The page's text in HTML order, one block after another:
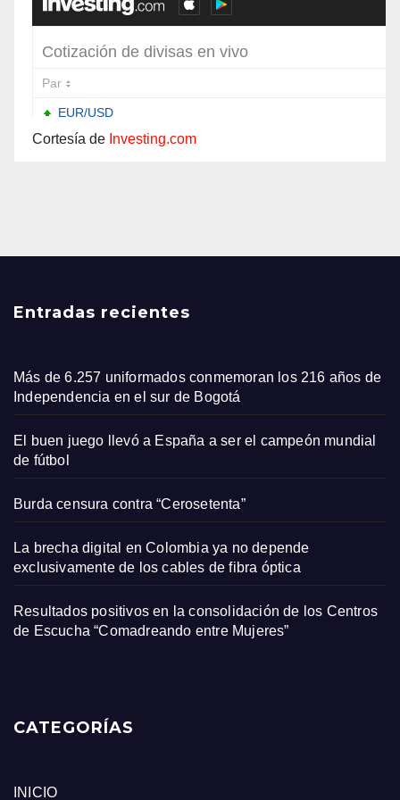
Cortesía de Investing.com
Entradas recientes
Más de 6.257 uniformados conmemoran los 216 años de
Independencia en el sur de Bogotá
El buen juego llevó a España a ser el campeón mundial
de fútbol
Burda censura contra “Cerosetenta”
La brecha digital en Colombia ya no depende
exclusivamente de los cables de fibra óptica
Resultados positivos en la consolidación de los Centros
de Escucha “Comadreando entre Mujeres”
CATEGORÍAS
INICIO